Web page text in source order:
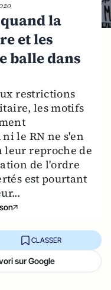
la
et les
balle dans
restrictions
les motifs
le RN ne s'en
leur reproche de
de l'ordre
est pourtant
CLASSER
sur Google